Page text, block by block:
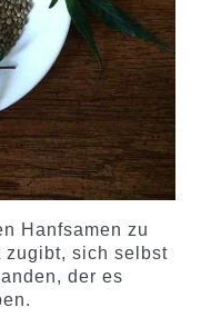
Hanfsamen zu
zugibt, sich selbst
der es